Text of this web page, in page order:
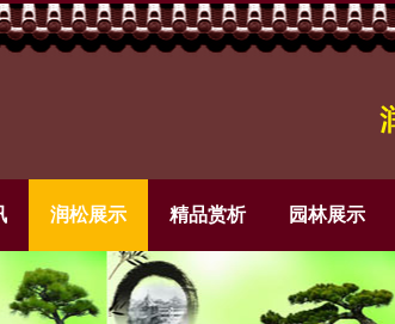
润松展示 精品赏析 园林展示